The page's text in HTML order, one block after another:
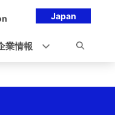
Japan
業情報